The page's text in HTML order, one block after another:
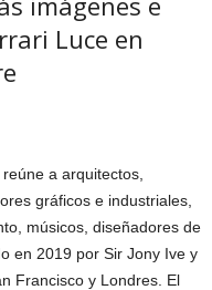
Luce en
a arquitectos,
gráficos e industriales,
músicos, diseñadores de
en 2019 por Sir Jony Ive y
Francisco y Londres. El